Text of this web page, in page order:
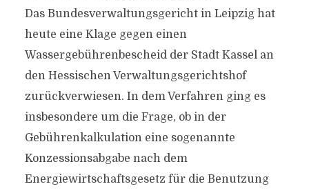
Das Bundesverwaltungsgericht in Leipzig hat
heute eine Klage gegen einen
Wassergebührenbescheid der Stadt Kassel an
den Hessischen Verwaltungsgerichtshof
zurückverwiesen. In dem Verfahren ging es
insbesondere um die Frage, ob in der
Gebührenkalkulation eine sogenannte
Konzessionsabgabe nach dem
Energiewirtschaftsgesetz für die Benutzung